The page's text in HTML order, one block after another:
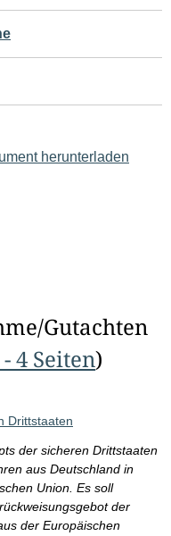
herunterladen
Gutachten
- 4 Seiten)
Drittstaaten
der sicheren Drittstaaten
aus Deutschland in
Union. Es soll
der
der Europäischen